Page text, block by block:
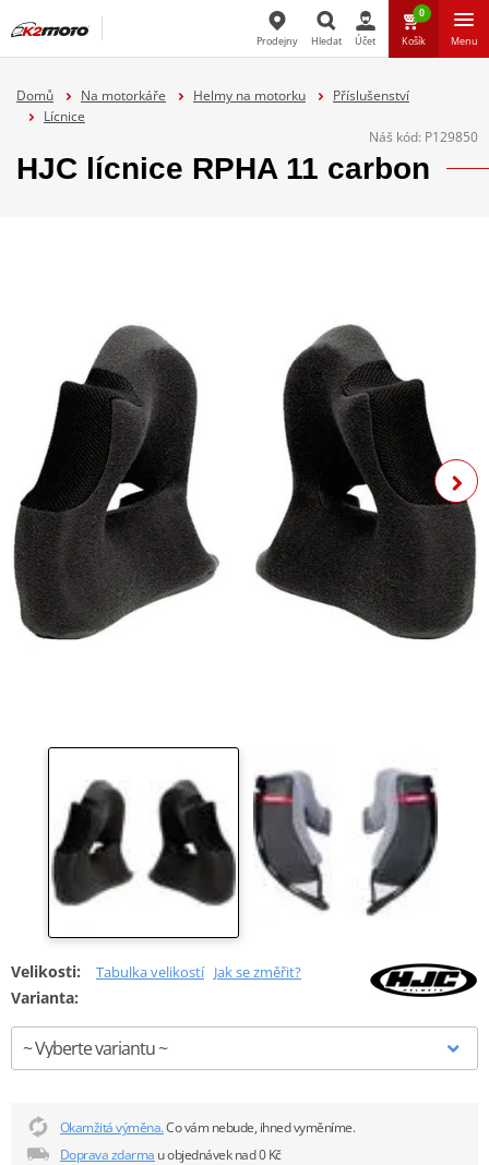
Hledat
Prodejny Hledat Účet
0
Košík Menu
Domů Na motorkáře Helmy na motorku
Příslušenství
Lícnice
Náš kód: P129850
HJC lícnice RPHA 11 carbon
Velikosti: Tabulka velikostí Jak se změřit?
Varianta:
Okamžitá výměna.Co vám nebude, ihned vyměníme.
Doprava zdarma u objednávek nad 0 Kč